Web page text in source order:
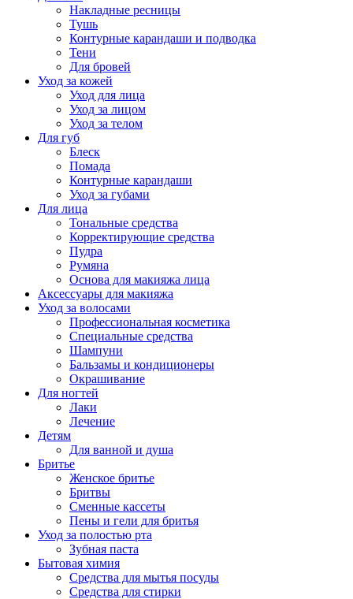
Накладные ресницы
Тушь
Контурные карандаши и подводка
Тени
Для бровей
Уход за кожей
Уход для лица
Уход за лицом
Уход за телом
Для губ
Блеск
Помада
Контурные карандаши
Уход за губами
Для лица
Тональные средства
Корректирующие средства
Пудра
Румяна
Основа для макияжа лица
Аксессуары для макияжа
Уход за волосами
Профессиональная косметика
Специальные средства
Шампуни
Бальзамы и кондиционеры
Окрашивание
Для ногтей
Лаки
Лечение
Детям
Для ванной и душа
Бритье
Женское бритье
Бритвы
Сменные кассеты
Пены и гели для бритья
Уход за полостью рта
Зубная паста
Бытовая химия
Средства для мытья посуды
Средства для стирки